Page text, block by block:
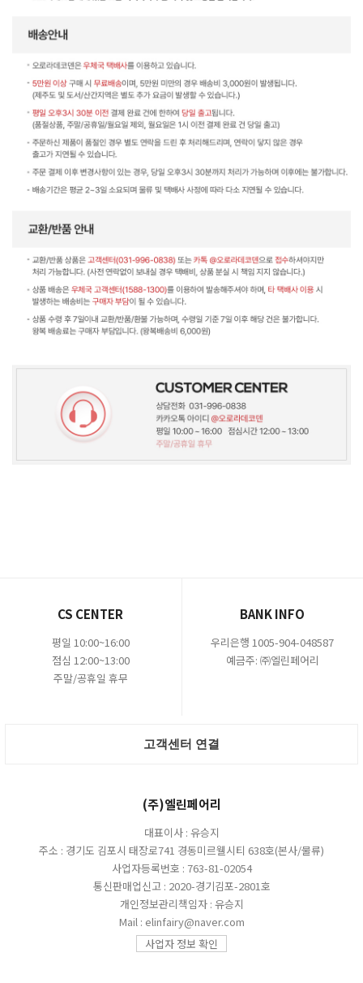
CS CENTER
평일 10:00~16:00
점심 12:00~13:00
주말/공휴일 휴무
BANK INFO
우리은행 1005-904-048587
예금주: ㈜엘린페어리
고객센터 연결
(주)엘린페어리
대표이사 : 유승지
주소 : 경기도 김포시 태장로741 경동미르웰시티 638호(본사/물류)
사업자등록번호 : 763-81-02054
통신판매업신고 : 2020-경기김포-2801호
개인정보관리책임자 : 유승지
Mail : elinfairy@naver.com
사업자 정보 확인